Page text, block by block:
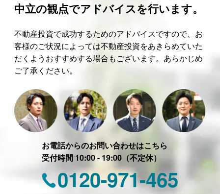
中立の観点でアドバイスを行います。
不動産投資で成功するためのアドバイスですので、お
客様のご状況によっては不動産投資をあきらめていた
だくようおすすめする場合もございます。あらかじめ
ご了承ください。
お電話からのお問い合わせはこちら
受付時間 10:00 - 19:00（不定休）
0120-971-465